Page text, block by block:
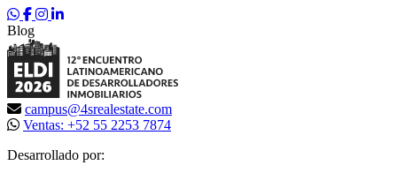
Blog
campus@4srealestate.com
Ventas: +52 55 2253 7874
Desarrollado por: